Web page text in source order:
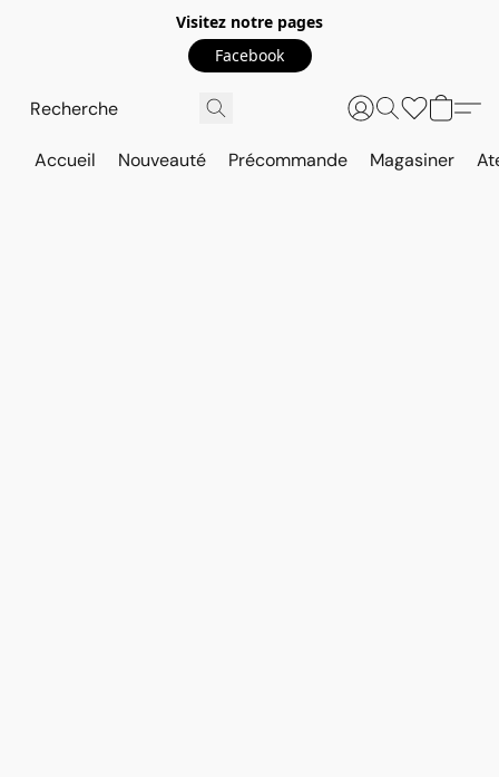
Visitez notre pages
Facebook
Accueil Nouveauté Précommande Magasiner